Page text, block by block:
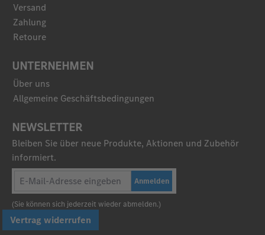
Versand
Zahlung
Retoure
UNTERNEHMEN
Über uns
Allgemeine Geschäftsbedingungen
NEWSLETTER
Bleiben Sie über neue Produkte, Aktionen und Zubehör
informiert.
Anmelden
(Sie können sich jederzeit wieder abmelden.)
Vertrag widerrufen